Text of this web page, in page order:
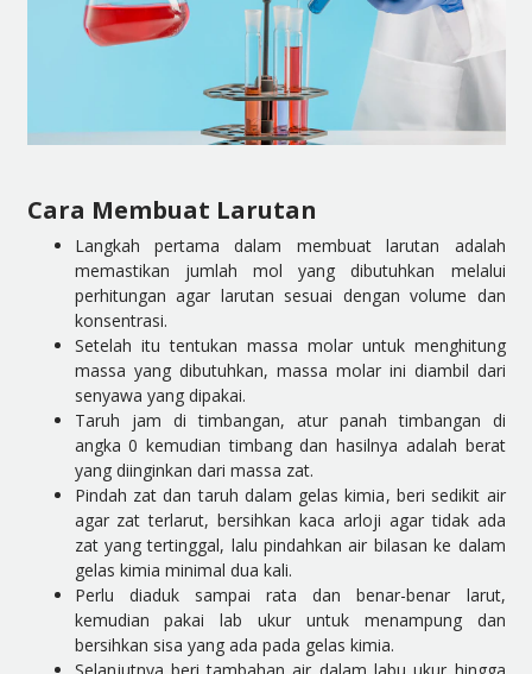
Cara Membuat Larutan
Langkah pertama dalam membuat larutan adalah
memastikan jumlah mol yang dibutuhkan melalui
perhitungan agar larutan sesuai dengan volume dan
konsentrasi.
Setelah itu tentukan massa molar untuk menghitung
massa yang dibutuhkan, massa molar ini diambil dari
senyawa yang dipakai.
Taruh jam di timbangan, atur panah timbangan di
angka 0 kemudian timbang dan hasilnya adalah berat
yang diinginkan dari massa zat.
Pindah zat dan taruh dalam gelas kimia, beri sedikit air
agar zat terlarut, bersihkan kaca arloji agar tidak ada
zat yang tertinggal, lalu pindahkan air bilasan ke dalam
gelas kimia minimal dua kali.
Perlu diaduk sampai rata dan benar-benar larut,
kemudian pakai lab ukur untuk menampung dan
bersihkan sisa yang ada pada gelas kimia.